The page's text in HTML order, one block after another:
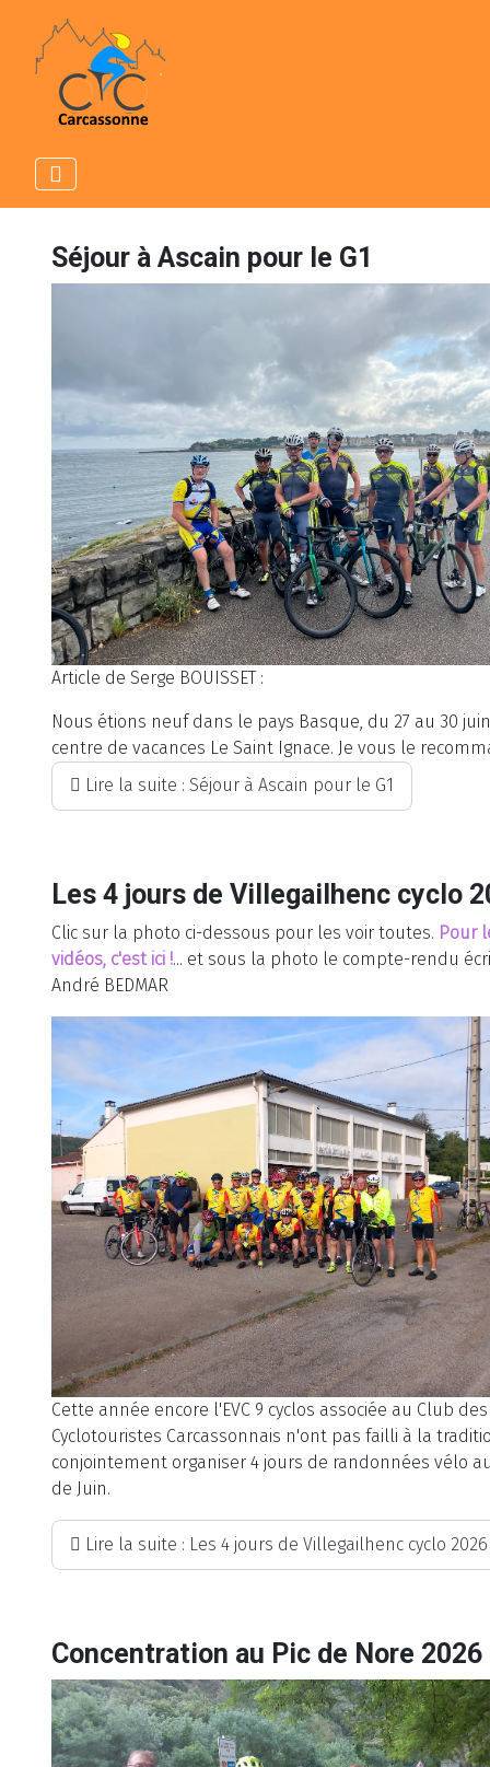
Séjour à Ascain pour le G1
Article de Serge BOUISSET :
Nous étions neuf dans le pays Basque, du 27 au 30
centre de vacances Le Saint Ignace. Je vous le
Lire la suite : Séjour à Ascain pour le G1
Les 4 jours de Villegailhenc cyclo
Clic sur la photo ci-dessous pour les voir toutes. Pour
vidéos, c'est ici !... et sous la photo le compte-rendu
André BEDMAR
Cette année encore l'EVC 9 cyclos associée au Club des
Cyclotouristes Carcassonnais n'ont pas failli à la
conjointement organiser 4 jours de randonnées vélo
de Juin.
Lire la suite : Les 4 jours de Villegailhenc cyclo 2026
Concentration au Pic de Nore 2026